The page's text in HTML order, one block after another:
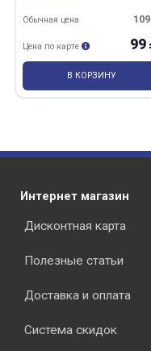
109
Обычная цена
99
Цена по карте
В КОРЗИНУ
Интернет магазин
Дисконтная карта
Полезные статьи
Доставка и оплата
Система скидок